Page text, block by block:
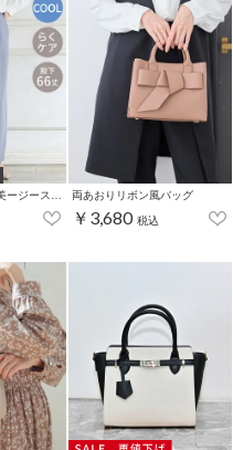
両あおりリボン風バッグ
￥3,680 税込